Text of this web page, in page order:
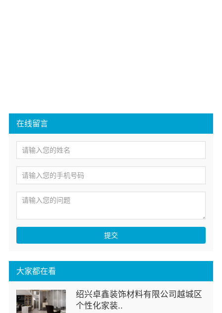
大家都在看
绍兴卓鑫装饰材料有限公司越城区
个性化家装..
在线留言
提交